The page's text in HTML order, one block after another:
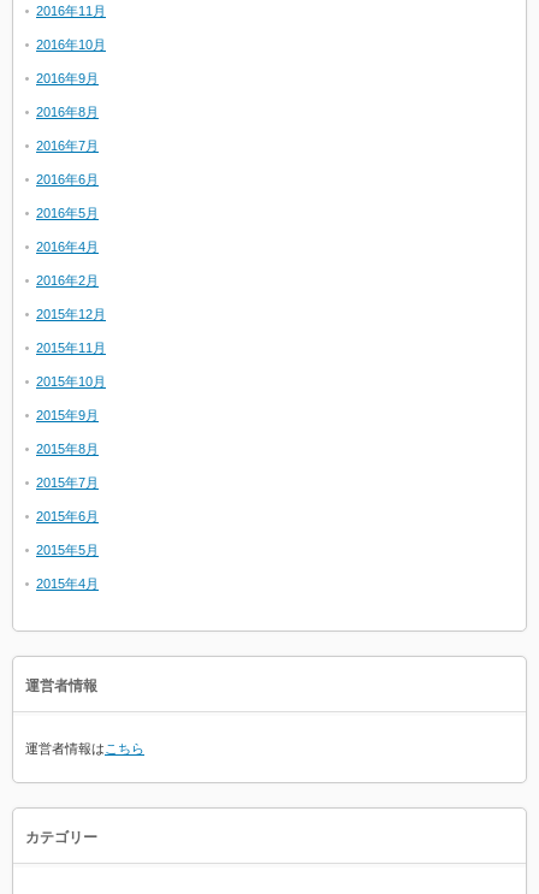
2016年11月
2016年10月
2016年9月
2016年8月
2016年7月
2016年6月
2016年5月
2016年4月
2016年2月
2015年12月
2015年11月
2015年10月
2015年9月
2015年8月
2015年7月
2015年6月
2015年5月
2015年4月
運営者情報
運営者情報は こちら
カテゴリー